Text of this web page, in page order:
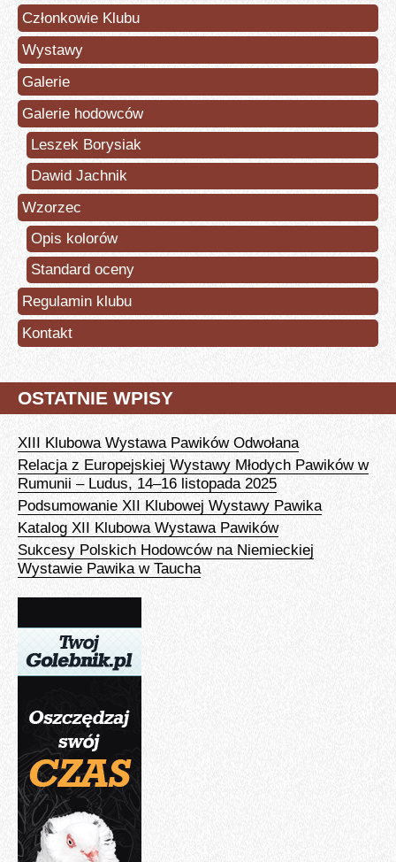
Członkowie Klubu
Wystawy
Galerie
Galerie hodowców
Leszek Borysiak
Dawid Jachnik
Wzorzec
Opis kolorów
Standard oceny
Regulamin klubu
Kontakt
OSTATNIE WPISY
XIII Klubowa Wystawa Pawików Odwołana
Relacja z Europejskiej Wystawy Młodych Pawików w
Rumunii – Ludus, 14–16 listopada 2025
Podsumowanie XII Klubowej Wystawy Pawika
Katalog XII Klubowa Wystawa Pawików
Sukcesy Polskich Hodowców na Niemieckiej
Wystawie Pawika w Taucha